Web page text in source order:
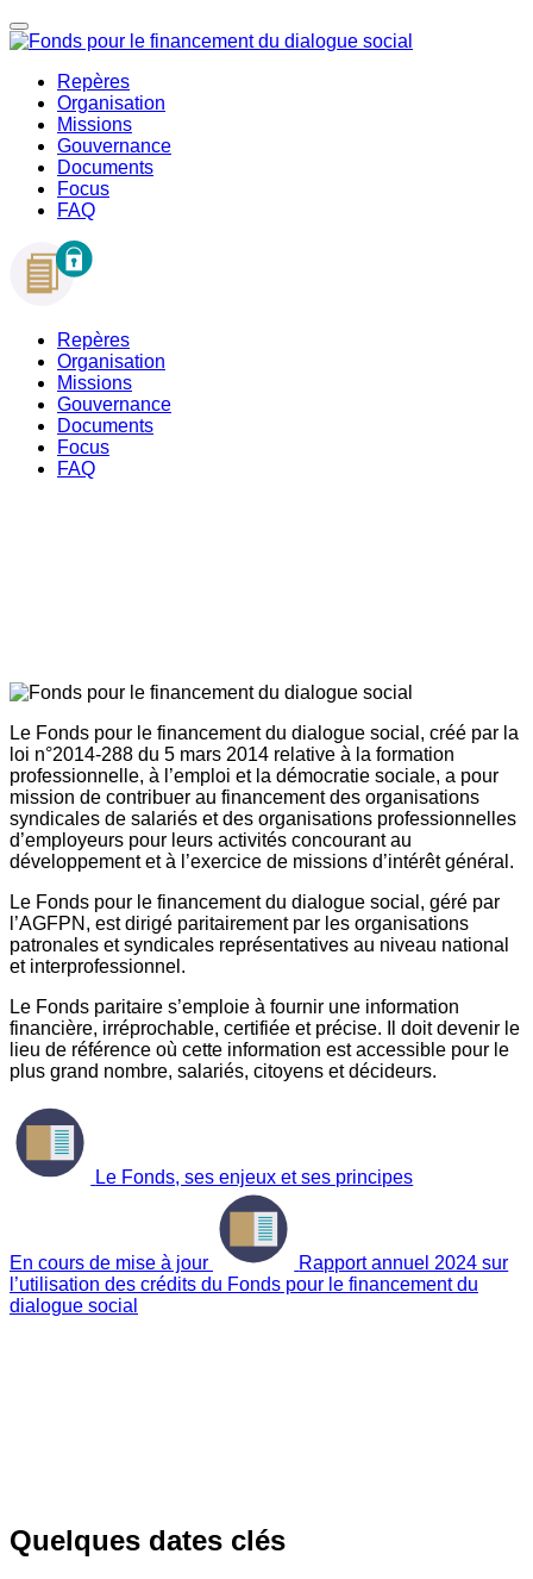
Repères
Organisation
Missions
Gouvernance
Documents
Focus
FAQ
Repères
Organisation
Missions
Gouvernance
Documents
Focus
FAQ
Le Fonds pour le financement du dialogue social, créé par la
loi n°2014-288 du 5 mars 2014 relative à la formation
professionnelle, à l’emploi et la démocratie sociale, a pour
mission de contribuer au financement des organisations
syndicales de salariés et des organisations professionnelles
d’employeurs pour leurs activités concourant au
développement et à l’exercice de missions d’intérêt général.
Le Fonds pour le financement du dialogue social, géré par
l’AGFPN, est dirigé paritairement par les organisations
patronales et syndicales représentatives au niveau national
et interprofessionnel.
Le Fonds paritaire s’emploie à fournir une information
financière, irréprochable, certifiée et précise. Il doit devenir le
lieu de référence où cette information est accessible pour le
plus grand nombre, salariés, citoyens et décideurs.
Le Fonds, ses enjeux et ses principes
En cours de mise à jour
Rapport annuel 2024 sur
l’utilisation des crédits du Fonds pour le financement du
dialogue social
Quelques dates clés